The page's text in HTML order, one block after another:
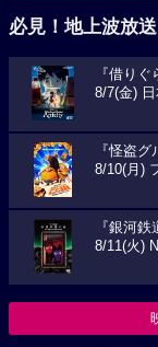
必見！地上波放
『借り
8/7(金)
『怪盗
8/10(月)
『銀河鉄
8/11(火)